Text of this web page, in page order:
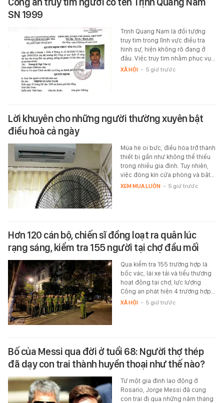
SN 1999
Trịnh Quang Nam là đối tượng
truy tìm trong lĩnh vực điều tra
hình sự, hiện không rõ đang ở
đâu. Việc truy tìm nhằm phục vụ…
XÃ HỘI - 5 giờ trước
Lời khuyên cho những người thường xuyên bật
điều hoà cả ngày
Mùa hè oi bức, điều hòa trở thành
thiết bị gần như không thể thiếu
trong nhiều gia đình. Tuy nhiên,
việc đóng kín cửa phòng và bật…
XEM MUA LUÔN - 5 giờ trước
Hơn 120 cán bộ, chiến sĩ đồng loạt ra quân lúc
rạng sáng, kiểm tra 155 người tại chợ đầu mối
Qua kiểm tra 155 trường hợp là
bốc vác, lái xe tải và tiểu thương
hoạt động tại chợ, lực lượng
Công an phát hiện 4 trường hợp…
XÃ HỘI - 5 giờ trước
Bố của Messi qua đời ở tuổi 68: Người thợ thép
đã dạy con trai thành huyền thoại như thế nào?
Từ một gia đình lao động ở
Rosario, Jorge Messi đã cùng
con trai đi qua những năm tháng